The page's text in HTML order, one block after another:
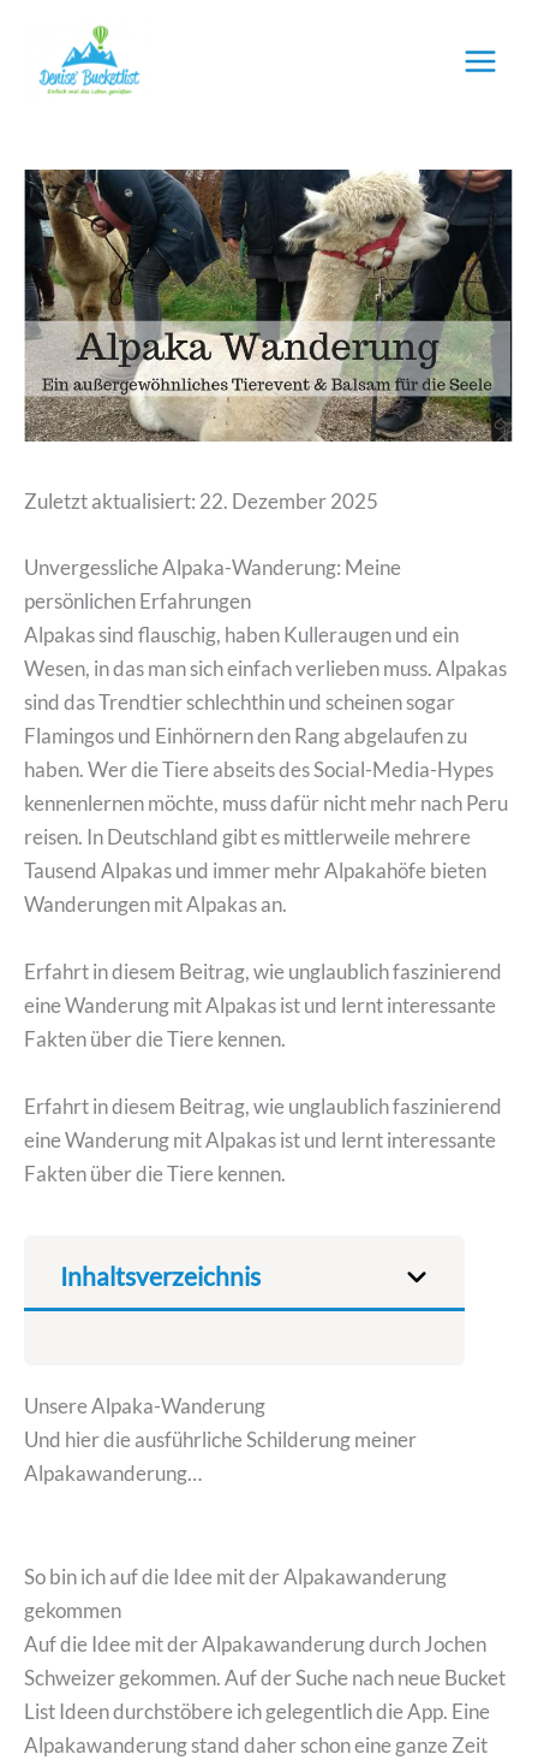
springen
Zuletzt aktualisiert: 22. Dezember 2025
Unvergessliche Alpaka-Wanderung: Meine
persönlichen Erfahrungen
Alpakas sind flauschig, haben Kulleraugen und ein
Wesen, in das man sich einfach verlieben muss. Alpakas
sind das Trendtier schlechthin und scheinen sogar
Flamingos und Einhörnern den Rang abgelaufen zu
haben. Wer die Tiere abseits des Social-Media-Hypes
kennenlernen möchte, muss dafür nicht mehr nach Peru
reisen. In Deutschland gibt es mittlerweile mehrere
Tausend Alpakas und immer mehr Alpakahöfe bieten
Wanderungen mit Alpakas an.
Erfahrt in diesem Beitrag, wie unglaublich faszinierend
eine Wanderung mit Alpakas ist und lernt interessante
Fakten über die Tiere kennen.
Erfahrt in diesem Beitrag, wie unglaublich faszinierend
eine Wanderung mit Alpakas ist und lernt interessante
Fakten über die Tiere kennen.
Inhaltsverzeichnis
Unsere Alpaka-Wanderung
Und hier die ausführliche Schilderung meiner
Alpakawanderung…
So bin ich auf die Idee mit der Alpakawanderung
gekommen
Auf die Idee mit der Alpakawanderung durch Jochen
Schweizer gekommen. Auf der Suche nach neue Bucket
List Ideen durchstöbere ich gelegentlich die App. Eine
Alpakawanderung stand daher schon eine ganze Zeit